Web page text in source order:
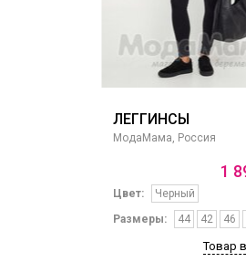
ЛЕГГИНСЫ
МодаМама, Россия
1
Цвет:
Черный
Размеры:
44 42 46
Товар